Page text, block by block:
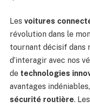
Les voitures
révolution dans le
tournant décisif dans
d’interagir avec nos
de technologies
avantages
sécurité routière.